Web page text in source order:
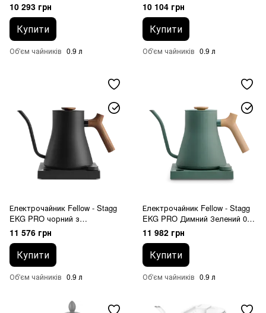
10 293 грн
Купити
Об'єм чайників 0.9 л
10 104 грн
Купити
Об'єм чайників 0.9 л
Електрочайник Fellow - Stagg
EKG PRO чорний з
дерев'яною ручкою 0.9 L
11 576 грн
Купити
Об'єм чайників 0.9 л
Електрочайник Fellow - Stagg
EKG PRO Димний Зелений 0.9
L
11 982 грн
Купити
Об'єм чайників 0.9 л